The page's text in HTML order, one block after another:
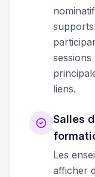
liens.
Salles
Les
afficher